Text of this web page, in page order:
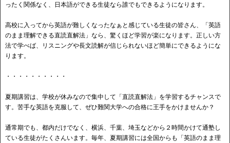
ったく関係なく、日本語ができる生徒なら誰でもできるようになります。
高校に入ってから英語が難しくなったなぁと感じている生徒の皆さん、「英語
のまま理解できる直読直解法」なら、驚くほど学習が楽になります。正しい方
法で学べば、リスニングや長文読解が信じられないほど簡単にできるようにな
ります。
・・・・・・・・・・
夏期講習は、学校が休みなので集中して「直読直解法」を学習するチャンスで
す。苦手な英語を克服して、ぜひ難関大学への合格に王手をかけませんか？
通常期でも、都内だけでなく、横浜、千葉、埼玉などから２時間かけて通塾し
ている生徒がたくさんいます。毎年、夏期講習には全国からも「英語のまま理